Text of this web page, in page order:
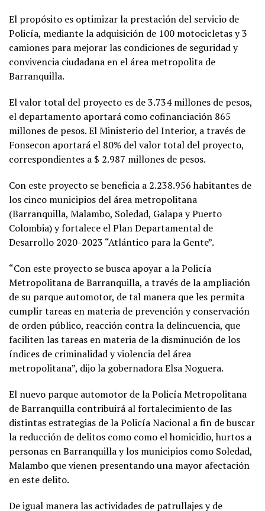
El propósito es optimizar la prestación del servicio de
Policía, mediante la adquisición de 100 motocicletas y 3
camiones para mejorar las condiciones de seguridad y
convivencia ciudadana en el área metropolita de
Barranquilla.
El valor total del proyecto es de 3.734 millones de pesos,
el departamento aportará como cofinanciación 865
millones de pesos. El Ministerio del Interior, a través de
Fonsecon aportará el 80% del valor total del proyecto,
correspondientes a $ 2.987 millones de pesos.
Con este proyecto se beneficia a 2.238.956 habitantes de
los cinco municipios del área metropolitana
(Barranquilla, Malambo, Soledad, Galapa y Puerto
Colombia) y fortalece el Plan Departamental de
Desarrollo 2020-2023 “Atlántico para la Gente”.
“Con este proyecto se busca apoyar a la Policía
Metropolitana de Barranquilla, a través de la ampliación
de su parque automotor, de tal manera que les permita
cumplir tareas en materia de prevención y conservación
de orden público, reacción contra la delincuencia, que
faciliten las tareas en materia de la disminución de los
índices de criminalidad y violencia del área
metropolitana”, dijo la gobernadora Elsa Noguera.
El nuevo parque automotor de la Policía Metropolitana
de Barranquilla contribuirá al fortalecimiento de las
distintas estrategias de la Policía Nacional a fin de buscar
la reducción de delitos como como el homicidio, hurtos a
personas en Barranquilla y los municipios como Soledad,
Malambo que vienen presentando una mayor afectación
en este delito.
De igual manera las actividades de patrullajes y de